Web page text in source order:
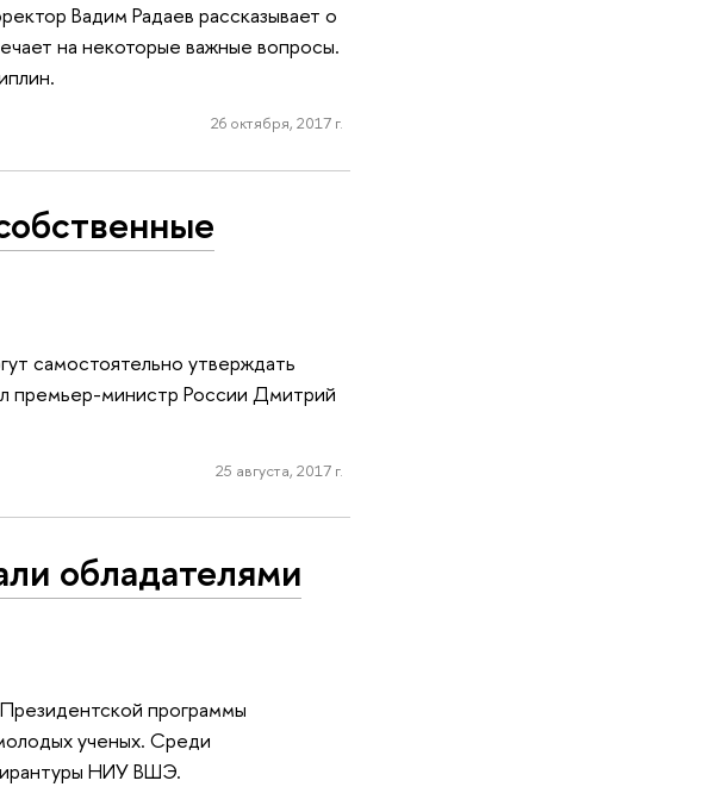
Вадим Радаев рассказывает о
на некоторые важные вопросы.
26 октября, 2017 г.
самостоятельно утверждать
премьер-министр России Дмитрий
25 августа, 2017 г.
обладателями
программы
ученых. Среди
НИУ ВШЭ.